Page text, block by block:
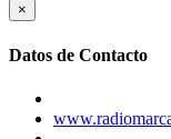
×
Datos de Contacto